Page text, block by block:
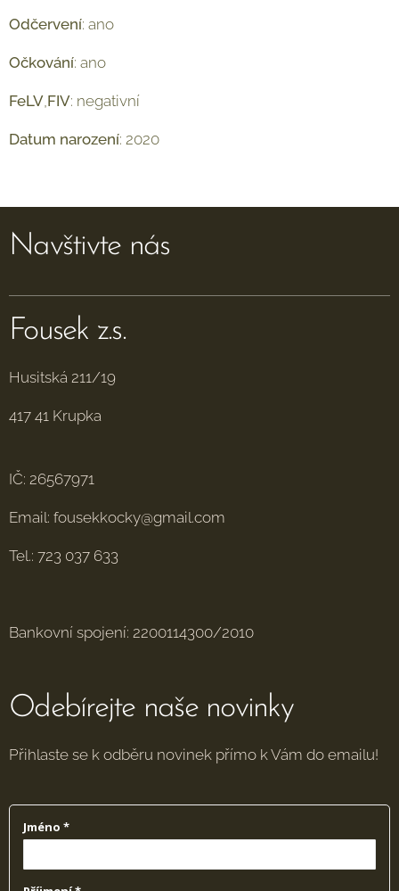
Odčervení: ano
Očkování: ano
FeLV,FIV: negativní
Datum narození: 2020
Navštivte nás
Fousek z.s.
Husitská 211/19
417 41 Krupka
IČ: 26567971
Email: fousekkocky@gmail.com
Tel.: 723 037 633
Bankovní spojení: 2200114300/2010
Odebírejte naše novinky
Přihlaste se k odběru novinek přímo k Vám do emailu!